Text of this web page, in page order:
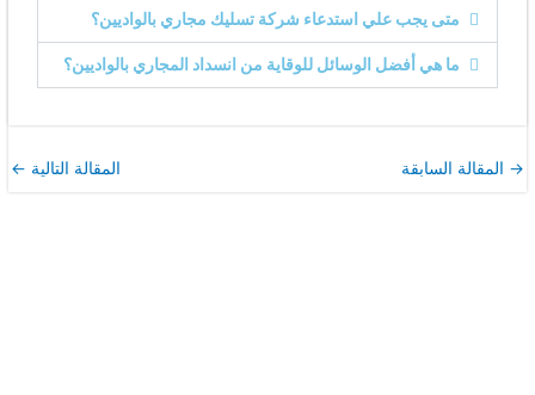
متى يجب علي استدعاء شركة تسليك مجاري بالواديين؟
ما هي أفضل الوسائل للوقاية من انسداد المجاري بالواديين؟
→ المقالة السابقة المقالة التالية ←